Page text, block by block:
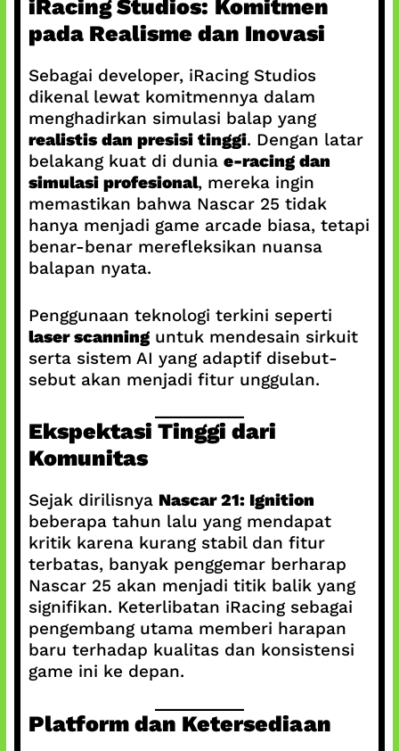
iRacing Studios: Komitmen
pada Realisme dan Inovasi
Sebagai developer, iRacing Studios
dikenal lewat komitmennya dalam
menghadirkan simulasi balap yang
realistis dan presisi tinggi. Dengan latar
belakang kuat di dunia e-racing dan
simulasi profesional, mereka ingin
memastikan bahwa Nascar 25 tidak
hanya menjadi game arcade biasa, tetapi
benar-benar merefleksikan nuansa
balapan nyata.
Penggunaan teknologi terkini seperti
laser scanninguntuk mendesain sirkuit
serta sistem AI yang adaptif disebut-
sebut akan menjadi fitur unggulan.
Ekspektasi Tinggi dari
Komunitas
Sejak dirilisnya Nascar 21: Ignition
beberapa tahun lalu yang mendapat
kritik karena kurang stabil dan fitur
terbatas, banyak penggemar berharap
Nascar 25 akan menjadi titik balik yang
signifikan. Keterlibatan iRacing sebagai
pengembang utama memberi harapan
baru terhadap kualitas dan konsistensi
game ini ke depan.
Platform dan Ketersediaan